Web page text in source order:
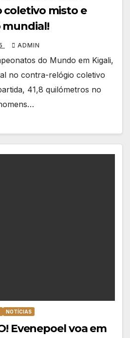
misto e
ADMIN
do Mundo em Kigali,
no contra-relógio coletivo
41,8 quilómetros no
NOTÍCIAS
Evenepoel voa em